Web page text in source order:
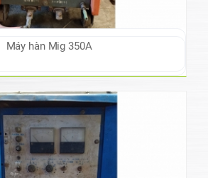
Máy hàn Mig 350A